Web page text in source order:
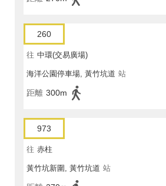
260
往 中環(交易廣場)
海洋公園停車場, 黃竹坑道 站
距離 300m
973
往 赤柱
黃竹坑新圍, 黃竹坑道 站